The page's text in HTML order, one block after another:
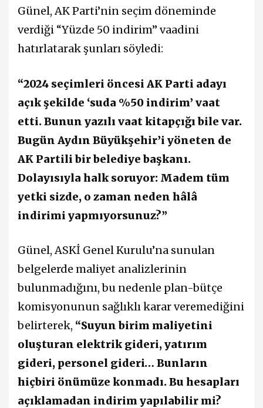
Günel, AK Parti’nin seçim döneminde
verdiği “Yüzde 50 indirim” vaadini
hatırlatarak şunları söyledi:
“2024 seçimleri öncesi AK Parti adayı
açık şekilde ‘suda %50 indirim’ vaat
etti. Bunun yazılı vaat kitapçığı bile var.
Bugün Aydın Büyükşehir’i yöneten de
AK Partili bir belediye başkanı.
Dolayısıyla halk soruyor: Madem tüm
yetki sizde, o zaman neden hâlâ
indirimi yapmıyorsunuz?”
Günel, ASKİ Genel Kurulu’na sunulan
belgelerde maliyet analizlerinin
bulunmadığını, bu nedenle plan-bütçe
komisyonunun sağlıklı karar veremediğini
belirterek, “Suyun birim maliyetini
oluşturan elektrik gideri, yatırım
gideri, personel gideri… Bunların
hiçbiri önümüze konmadı. Bu hesapları
açıklamadan indirim yapılabilir mi?